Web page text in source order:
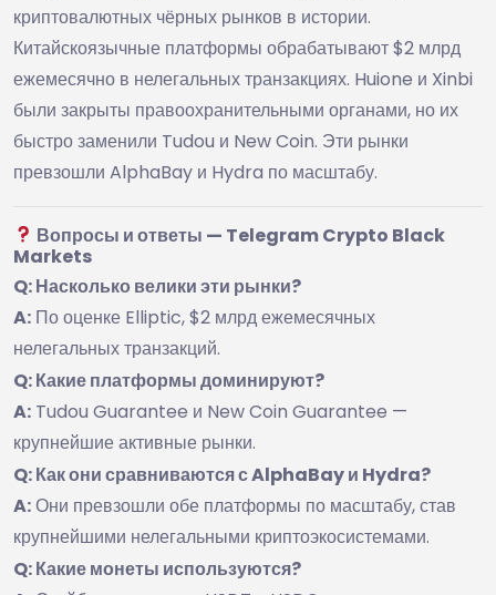
криптовалютных чёрных рынков в истории.
Китайскоязычные платформы обрабатывают $2 млрд
ежемесячно в нелегальных транзакциях. Huione и Xinbi
были закрыты правоохранительными органами, но их
быстро заменили Tudou и New Coin. Эти рынки
превзошли AlphaBay и Hydra по масштабу.
Вопросы и ответы — Telegram Crypto Black
Markets
Q: Насколько велики эти рынки?
A: По оценке Elliptic, $2 млрд ежемесячных
нелегальных транзакций.
Q: Какие платформы доминируют?
A: Tudou Guarantee и New Coin Guarantee —
крупнейшие активные рынки.
Q: Как они сравниваются с AlphaBay и Hydra?
A:Они превзошли обе платформы по масштабу, став
крупнейшими нелегальными криптоэкосистемами.
Q: Какие монеты используются?